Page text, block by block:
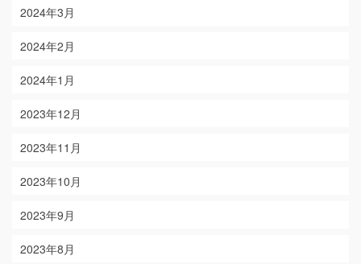
2024年3月
2024年2月
2024年1月
2023年12月
2023年11月
2023年10月
2023年9月
2023年8月